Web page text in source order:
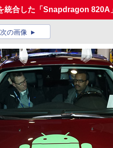
統合した「Snapdragon 820A
次の画像